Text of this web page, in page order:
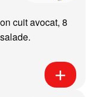
cuit avocat, 8